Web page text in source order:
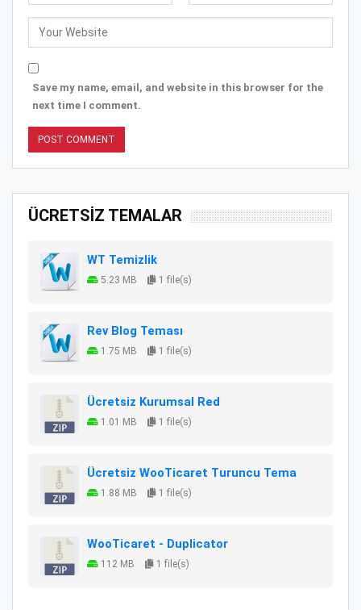
Save my name, email, and website in this browser for the
next time I comment.
ÜCRETSİZ TEMALAR
WT Temizlik
5.23 MB 1 file(s)
Rev Blog Teması
1.75 MB 1 file(s)
Ücretsiz Kurumsal Red
1.01 MB 1 file(s)
Ücretsiz WooTicaret Turuncu Tema
1.88 MB 1 file(s)
WooTicaret - Duplicator
112 MB 1 file(s)